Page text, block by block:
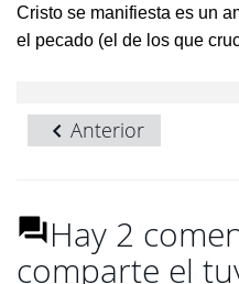
Cristo se manifiesta es un
el pecado (el de los que
Anterior
Hay 2
comparte el